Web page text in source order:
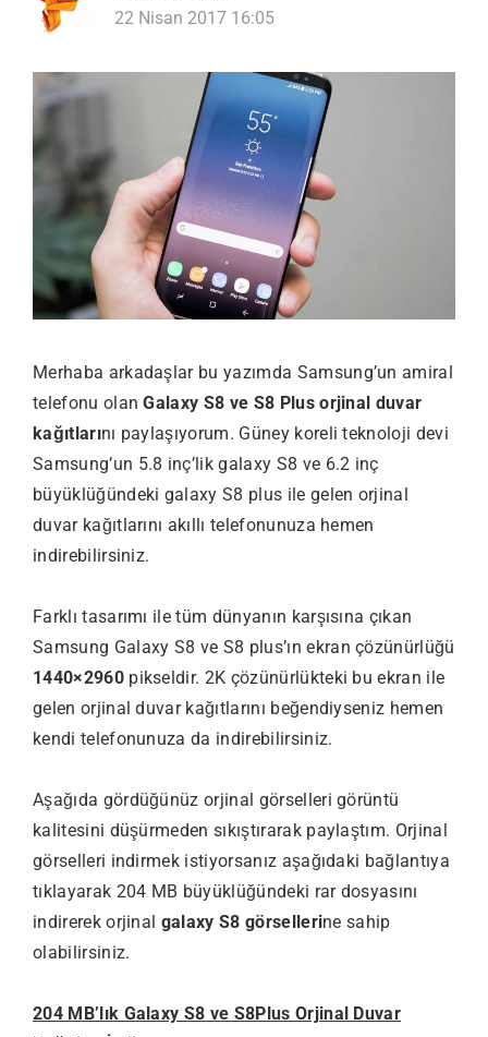
22 Nisan 2017 16:05
Merhaba arkadaşlar bu yazımda Samsung’un amiral
telefonu olanGalaxy S8 ve S8 Plus orjinal duvar
kağıtlarını paylaşıyorum. Güney koreli teknoloji devi
Samsung’un 5.8 inç’lik galaxy S8 ve 6.2 inç
büyüklüğündeki galaxy S8 plus ile gelen orjinal
duvar kağıtlarını akıllı telefonunuza hemen
indirebilirsiniz.
Farklı tasarımı ile tüm dünyanın karşısına çıkan
Samsung Galaxy S8 ve S8 plus’ın ekran çözünürlüğü
1440×2960pikseldir. 2K çözünürlükteki bu ekran ile
gelen orjinal duvar kağıtlarını beğendiyseniz hemen
kendi telefonunuza da indirebilirsiniz.
Aşağıda gördüğünüz orjinal görselleri görüntü
kalitesini düşürmeden sıkıştırarak paylaştım. Orjinal
görselleri indirmek istiyorsanız aşağıdaki bağlantıya
tıklayarak 204 MB büyüklüğündeki rar dosyasını
indirerek orjinal galaxy S8 görsellerine sahip
olabilirsiniz.
204 MB’lık Galaxy S8 ve S8Plus Orjinal Duvar